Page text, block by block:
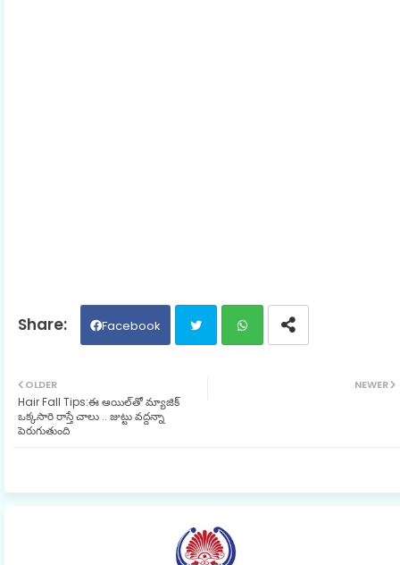
Facebook
NEWER
OLDER
Hair Fall Tips:ఈ ఆయిల్‌తో మ్యాజిక్
ఒక్కసారి రాస్తే చాలు .. జుట్టు వద్దన్నా
పెరుగుతుంది